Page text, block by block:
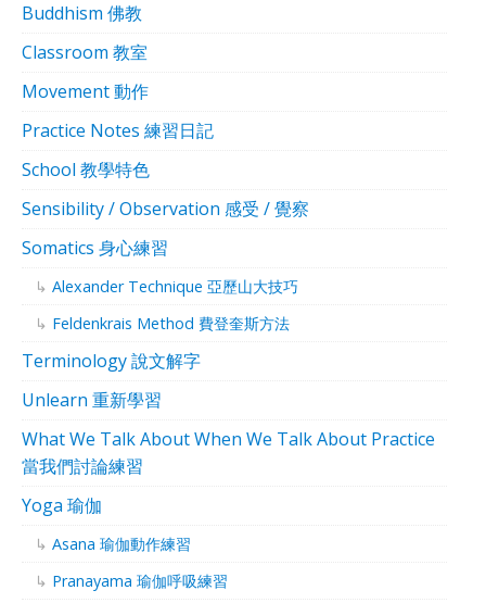
Buddhism 佛教
Classroom 教室
Movement 動作
Practice Notes 練習日記
School 教學特色
Sensibility / Observation 感受 / 覺察
Somatics 身心練習
Alexander Technique 亞歷山大技巧
Feldenkrais Method 費登奎斯方法
Terminology 說文解字
Unlearn 重新學習
What We Talk About When We Talk About Practice
當我們討論練習
Yoga 瑜伽
Asana 瑜伽動作練習
Pranayama 瑜伽呼吸練習